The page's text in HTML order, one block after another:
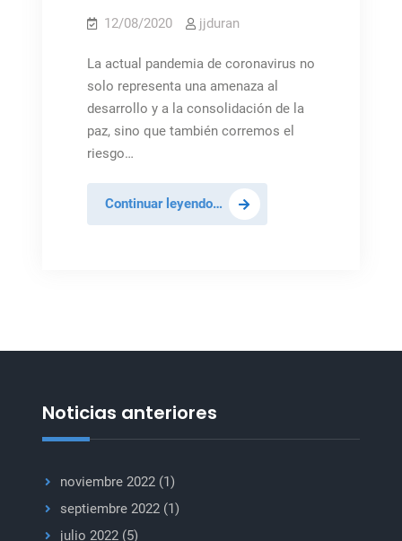
12/08/2020 jjduran
La actual pandemia de coronavirus no
solo representa una amenaza al
desarrollo y a la consolidación de la
paz, sino que también corremos el
riesgo…
Continuar leyendo…El
mantenimiento
Noticias anteriores
noviembre 2022(1)
septiembre 2022(1)
julio 2022(5)